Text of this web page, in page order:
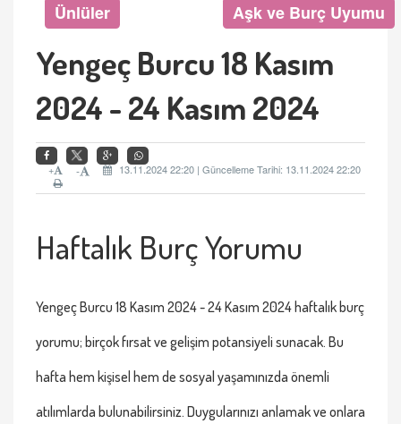
Ünlüler
Aşk ve Burç Uyumu
Yengeç Burcu 18 Kasım
2024 - 24 Kasım 2024
13.11.2024 22:20 | Güncelleme Tarihi: 13.11.2024 22:20
-
+
Haftalık Burç Yorumu
Yengeç Burcu 18 Kasım 2024 - 24 Kasım 2024 haftalık burç
yorumu; birçok fırsat ve gelişim potansiyeli sunacak. Bu
hafta hem kişisel hem de sosyal yaşamınızda önemli
atılımlarda bulunabilirsiniz. Duygularınızı anlamak ve onlara